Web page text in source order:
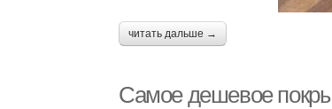
читать дальше →
Самое дешевое